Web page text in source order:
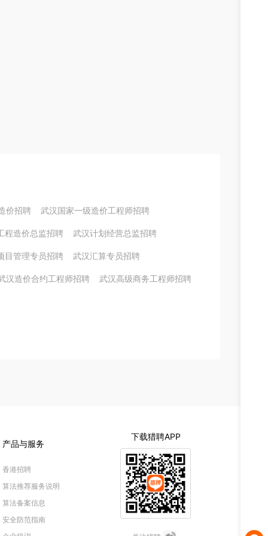
价招聘 武汉国家一级造价工程师招聘
程造价总监招聘 武汉计划经营总监招聘
目管理专员招聘 武汉汇算专员招聘
汉造价合约工程师招聘 武汉高级商务工程师招聘